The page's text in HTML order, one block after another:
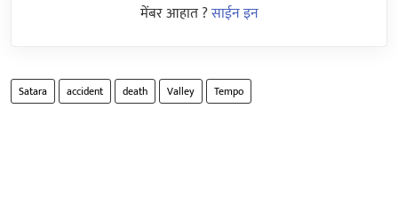
मेंबर आहात ?साईन इन
Satara accident death Valley Tempo